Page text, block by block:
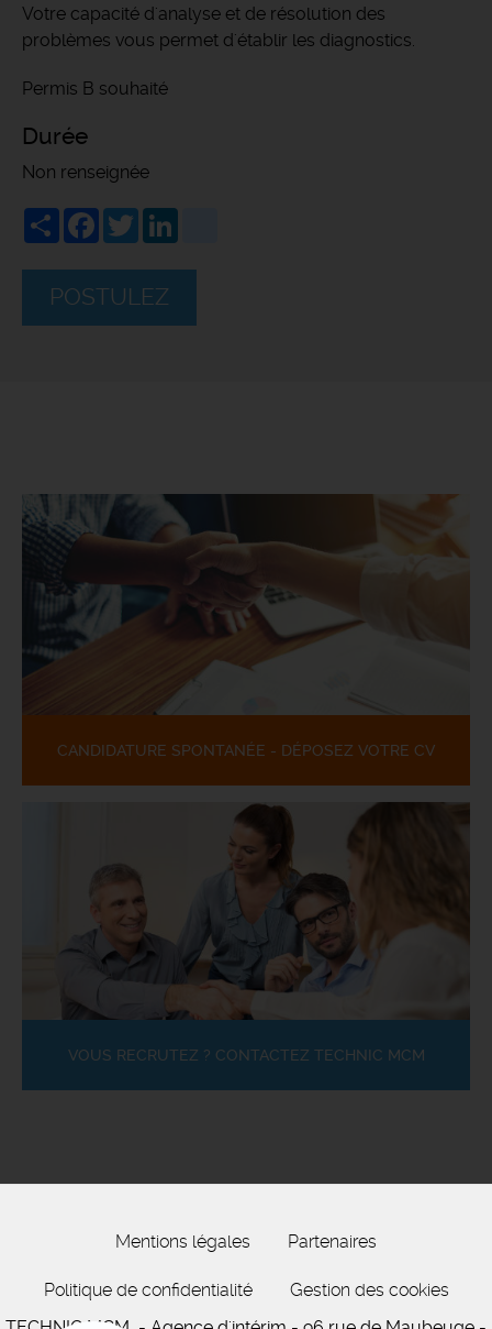
Votre capacité d'analyse et de résolution des
problèmes vous permet d'établir les diagnostics.
Permis B souhaité
Durée
Non renseignée
ShareFacebook
Twitter
POSTULEZ
CANDIDATURE SPONTANÉE - DÉPOSEZ VOTRE CV
VOUS RECRUTEZ ? CONTACTEZ TECHNIC MCM
Mentions légales Partenaires
Politique de confidentialité
Gestion des cookies